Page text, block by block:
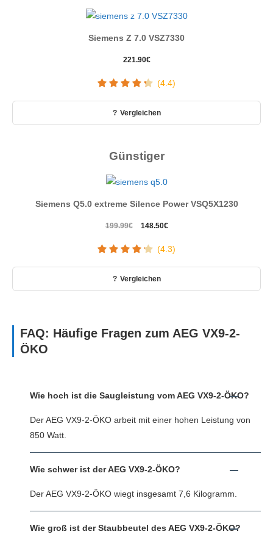
Siemens Z 7.0 VSZ7330
221.90€
(4.4)
Vergleichen
Günstiger
Siemens Q5.0 extreme Silence Power VSQ5X1230
199.99€
Ursprünglicher
war:
148.50€Aktueller
ist:
(4.3)
Vergleichen
FAQ: Häufige Fragen zum AEG VX9-2-
ÖKO
Wie hoch ist die Saugleistung vom AEG VX9-2-ÖKO?
Der AEG VX9-2-ÖKO arbeit mit einer hohen Leistung von
850 Watt.
Wie schwer ist der AEG VX9-2-ÖKO?
Der AEG VX9-2-ÖKO wiegt insgesamt 7,6 Kilogramm.
Wie groß ist der Staubbeutel des AEG VX9-2-ÖKO?